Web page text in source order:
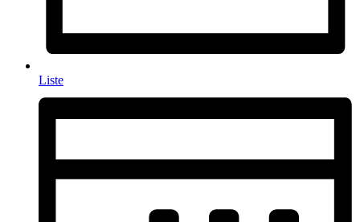
Liste